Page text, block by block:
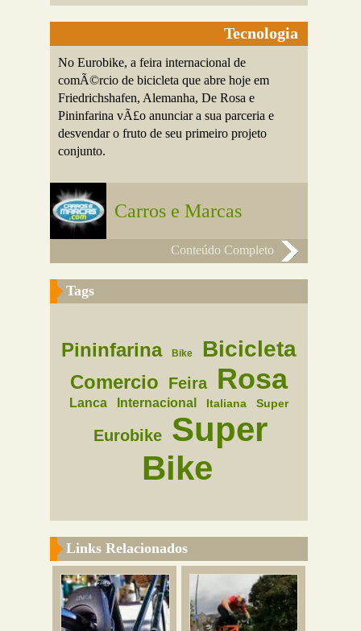
Tecnologia
No Eurobike, a feira internacional de
comÃ©rcio de bicicleta que abre hoje em
Friedrichshafen, Alemanha, De Rosa e
Pininfarina vÃ£o anunciar a sua parceria e
desvendar o fruto de seu primeiro projeto
conjunto.
Carros e Marcas
Conteúdo Completo
Tags
Pininfarina Bike Bicicleta
Comercio Feira Rosa
Lanca Internacional Italiana Super
Eurobike Super
Bike
Links Relacionados